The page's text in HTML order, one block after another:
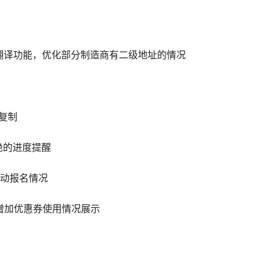
功能，优化部分制造商有二级地址的情况
制
进度提醒
报名情况
加优惠券使用情况展示